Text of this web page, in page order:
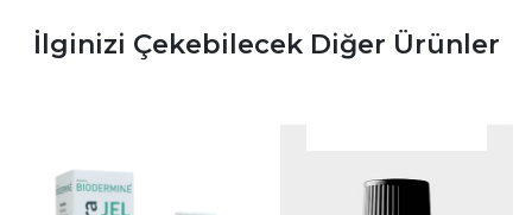
İlginizi Çekebilecek Diğer Ürünler